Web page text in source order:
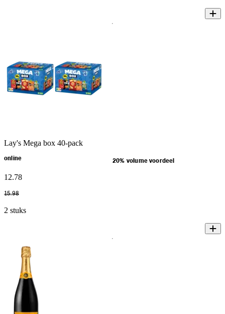
Lay's Mega box 40-pack
online 20% volume voordeel
12.78
15.98
2 stuks